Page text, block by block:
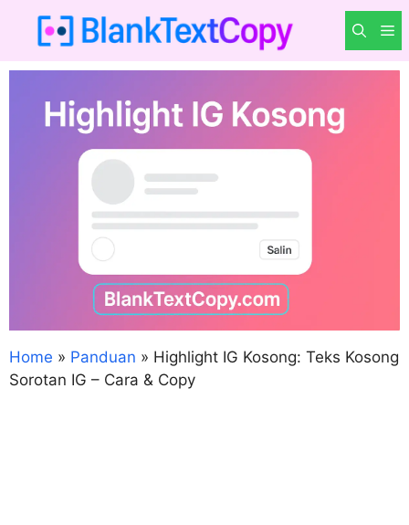
Home » Panduan » Highlight IG Kosong: Teks Kosong
Sorotan IG – Cara & Copy